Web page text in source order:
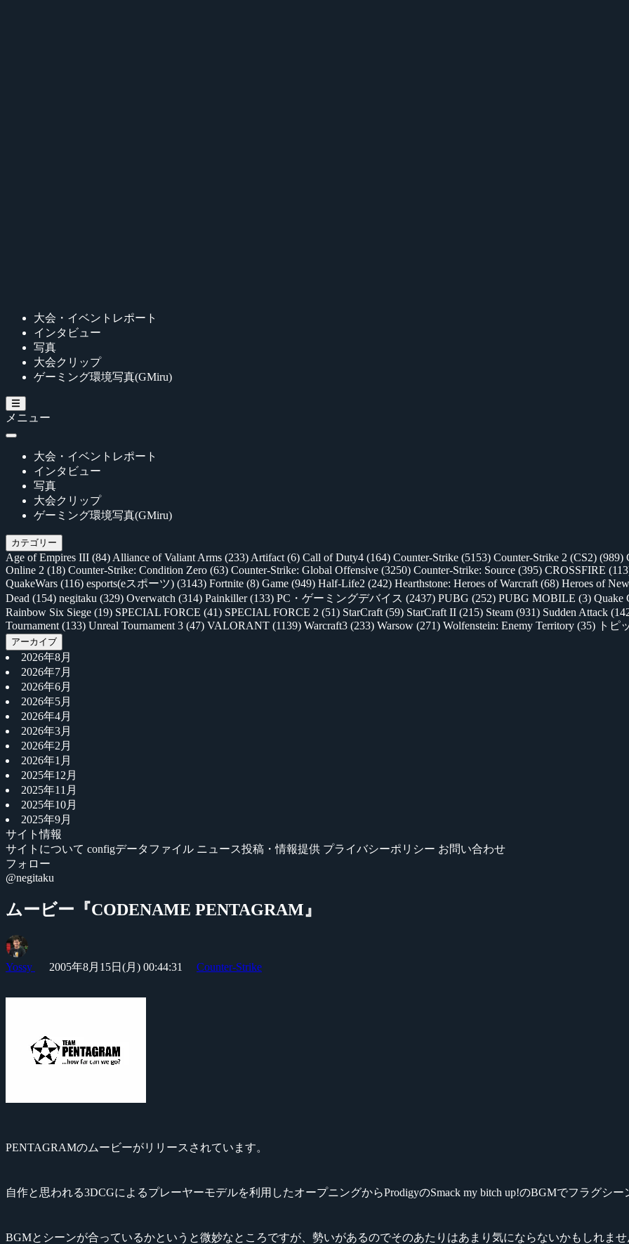
大会・イベントレポート
インタビュー
写真
大会クリップ
ゲーミング環境写真(GMiru)
メニュー
大会・イベントレポート
インタビュー
写真
大会クリップ
ゲーミング環境写真(GMiru)
カテゴリー
Age of Empires III (84) Alliance of Valiant Arms (233) Artifact (6) Call of Duty4 (164) Counter-Strike (5153) Counter-Strike 2 (CS2) (989)
Online 2 (18) Counter-Strike: Condition Zero (63) Counter-Strike: Global Offensive (3250) Counter-Strike: Source (395) CROSSFIRE
QuakeWars (116) esports(eスポーツ) (3143) Fortnite (8) Game (949) Half-Life2 (242) Hearthstone: Heroes of Warcraft (68) Heroes of
Dead (154) negitaku (329) Overwatch (314) Painkiller(133) PC・ゲーミングデバイス (2437) PUBG (252) PUBG MOBILE (3) Quake
Rainbow Six Siege (19) SPECIAL FORCE (41) SPECIAL FORCE 2 (51) StarCraft (59) StarCraft II (215) Steam (931) Sudden Attack
Tournament (133) Unreal Tournament 3 (47) VALORANT (1139) Warcraft3 (233) Warsow (271) Wolfenstein: Enemy Territory (35) トピ
アーカイブ
2026年8月
2026年7月
2026年6月
2026年5月
2026年4月
2026年3月
2026年2月
2026年1月
2025年12月
2025年11月
2025年10月
2025年9月
サイト情報
サイトについて configデータファイル ニュース投稿・情報提供 プライバシーポリシー お問い合わせ
フォロー
@negitaku
ムービー『CODENAME PENTAGRAM』
Yossy 2005年8月15日(月) 00:44:31 Counter-Strike
PENTAGRAMのムービーがリリースされています。
自作と思われる3DCGによるプレーヤーモデルを利用したオープニングからProdigyのSmack my bitch up!のBGMでフラグシ
BGMとシーンが合っているかというと微妙なところですが、勢いがあるのでそのあたりはあまり気にならないかもしれま